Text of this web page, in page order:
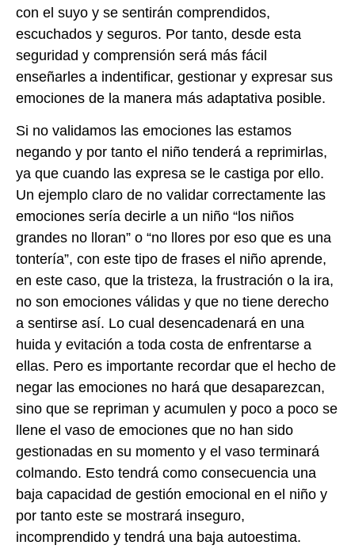
con el suyo y se sentirán comprendidos,
escuchados y seguros. Por tanto, desde esta
seguridad y comprensión será más fácil
enseñarles a indentificar, gestionar y expresar sus
emociones de la manera más adaptativa posible.
Si no validamos las emociones las estamos
negando y por tanto el niño tenderá a reprimirlas,
ya que cuando las expresa se le castiga por ello.
Un ejemplo claro de no validar correctamente las
emociones sería decirle a un niño “los niños
grandes no lloran” o “no llores por eso que es una
tontería”, con este tipo de frases el niño aprende,
en este caso, que la tristeza, la frustración o la ira,
no son emociones válidas y que no tiene derecho
a sentirse así. Lo cual desencadenará en una
huida y evitación a toda costa de enfrentarse a
ellas. Pero es importante recordar que el hecho de
negar las emociones no hará que desaparezcan,
sino que se repriman y acumulen y poco a poco se
llene el vaso de emociones que no han sido
gestionadas en su momento y el vaso terminará
colmando. Esto tendrá como consecuencia una
baja capacidad de gestión emocional en el niño y
por tanto este se mostrará inseguro,
incomprendido y tendrá una baja autoestima.